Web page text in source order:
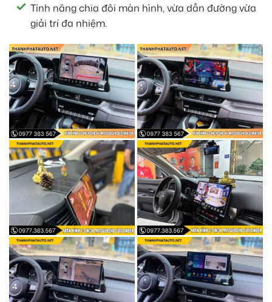
Tính năng chia đôi màn hình, vừa dẫn đường vừa
giải trí đa nhiệm.